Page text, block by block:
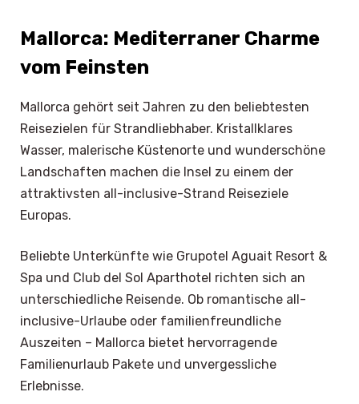
Mallorca: Mediterraner Charme
vom Feinsten
Mallorca gehört seit Jahren zu den beliebtesten
Reisezielen für Strandliebhaber. Kristallklares
Wasser, malerische Küstenorte und wunderschöne
Landschaften machen die Insel zu einem der
attraktivsten all-inclusive-Strand Reiseziele
Europas.
Beliebte Unterkünfte wie Grupotel Aguait Resort &
Spa und Club del Sol Aparthotel richten sich an
unterschiedliche Reisende. Ob romantische all-
inclusive-Urlaube oder familienfreundliche
Auszeiten – Mallorca bietet hervorragende
Familienurlaub Pakete und unvergessliche
Erlebnisse.